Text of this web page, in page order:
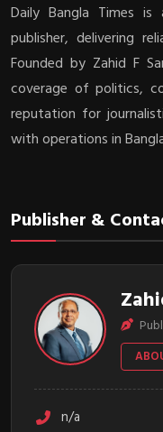
Daily Bangla Times is
publisher, delivering
Founded by Zahid F
coverage of politics,
reputation for
with operations in
Publisher &
n/a